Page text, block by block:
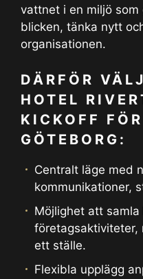
vattnet i en miljö
blicken, tänka nytt
organisationen.
DÄRFÖR
HOTEL
KICKOFF
GÖTEBORG:
Centralt läge med
kommunikationer,
Möjlighet att samla
företagsaktiviteter,
ett ställe.
Flexibla upplägg